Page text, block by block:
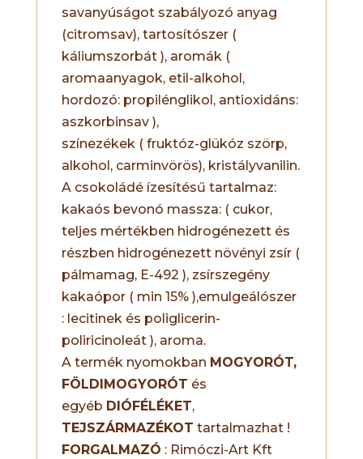
savanyúságot szabályozó anyag
(citromsav), tartosítószer (
káliumszorbát ), aromák (
aromaanyagok, etil-alkohol,
hordozó: propilénglikol, antioxidáns:
aszkorbinsav ),
színezékek ( fruktóz-glükóz szörp,
alkohol, carminvörös), kristályvanilin.
A csokoládé ízesítésű tartalmaz:
kakaós bevonó massza: ( cukor,
teljes mértékben hidrogénezett és
részben hidrogénezett növényi zsír (
pálmamag, E-492 ), zsírszegény
kakaópor ( min 15% ),emulgeálószer
: lecitinek és poliglicerin-
poliricinoleát ), aroma.
A termék nyomokban MOGYORÓT,
FÖLDIMOGYORÓT és
egyéb DIÓFÉLÉKET,
TEJSZÁRMAZÉKOT tartalmazhat !
FORGALMAZÓ : Rimóczi-Art Kft